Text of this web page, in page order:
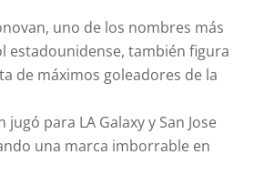
uno de los nombres más
estadounidense, también figura
de máximos goleadores de la
para LA Galaxy y San Jose
una marca imborrable en